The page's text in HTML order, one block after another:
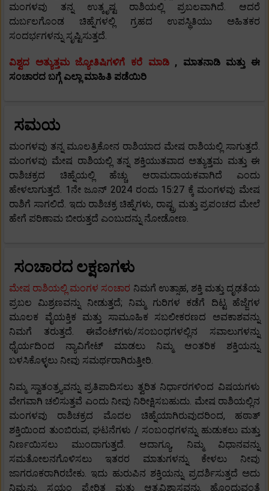
ಮಂಗಳವು ತನ್ನ ಉತ್ಕೃಷ್ಟ ರಾಶಿಯಲ್ಲಿ ಪ್ರಬಲವಾಗಿದೆ. ಆದರೆ
ದುರ್ಬಲಗೊಂಡ ಚಿಹ್ನೆಗಳಲ್ಲಿ ಗ್ರಹದ ಉಪಸ್ಥಿತಿಯು ಅಹಿತಕರ
ಸಂದರ್ಭಗಳನ್ನು ಸೃಷ್ಟಿಸುತ್ತದೆ.
ವಿಶ್ವದ ಅತ್ಯುತ್ತಮ ಜ್ಯೋತಿಷಿಗಳಿಗೆ ಕರೆ ಮಾಡಿ , ಮಾತನಾಡಿ ಮತ್ತು ಈ
ಸಂಚಾರದ ಬಗ್ಗೆ ಎಲ್ಲಾ ಮಾಹಿತಿ ಪಡೆಯಿರಿ
ಸಮಯ
ಮಂಗಳವು ತನ್ನ ಮೂಲತ್ರಿಕೋನ ರಾಶಿಯಾದ ಮೇಷ ರಾಶಿಯಲ್ಲಿ ಸಾಗುತ್ತದೆ.
ಮಂಗಳವು ಮೇಷ ರಾಶಿಯಲ್ಲಿ ತನ್ನ ಶಕ್ತಿಯುತವಾದ ಅತ್ಯುತ್ತಮ ಮತ್ತು ಈ
ರಾಶಿಚಕ್ರದ ಚಿಹ್ನೆಯಲ್ಲಿ ಹೆಚ್ಚು ಆರಾಮದಾಯಕವಾಗಿದೆ ಎಂದು
ಹೇಳಲಾಗುತ್ತದೆ. 1ನೇ ಜೂನ್ 2024 ರಂದು 15:27 ಕ್ಕೆ ಮಂಗಳವು ಮೇಷ
ರಾಶಿಗೆ ಸಾಗಲಿದೆ. ಇದು ರಾಶಿಚಕ್ರ ಚಿಹ್ನೆಗಳು, ರಾಷ್ಟ್ರ ಮತ್ತು ಪ್ರಪಂಚದ ಮೇಲೆ
ಹೇಗೆ ಪರಿಣಾಮ ಬೀರುತ್ತದೆ ಎಂಬುದನ್ನು ನೋಡೋಣ.
ಸಂಚಾರದ ಲಕ್ಷಣಗಳು
ಮೇಷ ರಾಶಿಯಲ್ಲಿ ಮಂಗಳ ಸಂಚಾರ ನಿಮಗೆ ಉತ್ಸಾಹ, ಶಕ್ತಿ ಮತ್ತು ದೃಢತೆಯ
ಪ್ರಬಲ ಮಿಶ್ರಣವನ್ನು ನೀಡುತ್ತದೆ; ನಿಮ್ಮ ಗುರಿಗಳ ಕಡೆಗೆ ದಿಟ್ಟ ಹೆಜ್ಜೆಗಳ
ಮೂಲಕ ವೈಯಕ್ತಿಕ ಮತ್ತು ಸಾಮೂಹಿಕ ಸಬಲೀಕರಣದ ಅವಕಾಶವನ್ನು
ನಿಮಗೆ ತರುತ್ತದೆ. ಈವೆಂಟ್‌ಗಳು/ಸಂಬಂಧಗಳಲ್ಲಿನ ಸವಾಲುಗಳನ್ನು
ಧೈರ್ಯದಿಂದ ನ್ಯಾವಿಗೇಟ್ ಮಾಡಲು ನಿಮ್ಮ ಆಂತರಿಕ ಶಕ್ತಿಯನ್ನು
ಬಳಸಿಕೊಳ್ಳಲು ನೀವು ಸಮರ್ಥರಾಗಿರುತ್ತೀರಿ.
ನಿಮ್ಮ ಸ್ವಾತಂತ್ರ್ಯವನ್ನು ಪ್ರತಿಪಾದಿಸಲು ತ್ವರಿತ ನಿರ್ಧಾರಗಳಿಂದ ವಿಷಯಗಳು
ವೇಗವಾಗಿ ಚಲಿಸುತ್ತವೆ ಎಂದು ನೀವು ನಿರೀಕ್ಷಿಸಬಹುದು. ಮೇಷ ರಾಶಿಯಲ್ಲಿನ
ಮಂಗಳವು ರಾಶಿಚಕ್ರದ ಮೊದಲ ಚಿಹ್ನೆಯಾಗಿರುವುದರಿಂದ, ಹಠಾತ್
ಶಕ್ತಿಯಿಂದ ತುಂಬಿರುವ, ಘಟನೆಗಳು / ಸಂಬಂಧಗಳನ್ನು ಹುಡುಕಲು ಮತ್ತು
ನಿರ್ಣಯಿಸಲು ಮುಂದಾಗುತ್ತದೆ. ಆದಾಗ್ಯೂ, ನಿಮ್ಮ ವಿಧಾನವನ್ನು
ಸಮತೋಲನಗೊಳಿಸಲು ಇತರರ ಮಾತುಗಳನ್ನು ಕೇಳಲು ನೀವು
ಜಾಗರೂಕರಾಗಿರಬೇಕು. ಇದು ಹುರುಪಿನ ಶಕ್ತಿಯನ್ನು ಪ್ರದರ್ಶಿಸುತ್ತದೆ ಅದು
ನಿಮ್ಮನ್ನು ಸ್ವಯಂ ಪ್ರೇರಿತ ಮತ್ತು ಆತ್ಮವಿಶ್ವಾಸವನ್ನು ಹೊಂದುವಂತೆ